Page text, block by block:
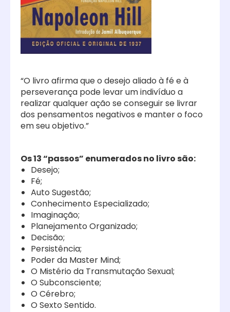
“O livro afirma que o desejo aliado à fé e à
perseverança pode levar um indivíduo a
realizar qualquer ação se conseguir se livrar
dos pensamentos negativos e manter o foco
em seu objetivo.”
Os 13 “passos” enumerados no livro são:
Desejo;
Fé;
Auto Sugestão;
Conhecimento Especializado;
Imaginação;
Planejamento Organizado;
Decisão;
Persistência;
Poder da Master Mind;
O Mistério da Transmutação Sexual;
O Subconsciente;
O Cérebro;
O Sexto Sentido.